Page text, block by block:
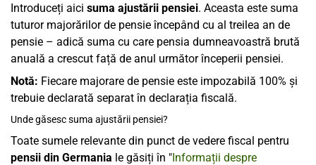
Introduceți aici suma ajustării pensiei. Aceasta este suma
tuturor majorărilor de pensie începând cu al treilea an de
pensie – adică suma cu care pensia dumneavoastră brută
anuală a crescut față de anul următor începerii pensiei.
Notă: Fiecare majorare de pensie este impozabilă 100% și
trebuie declarată separat în declarația fiscală.
Unde găsesc suma ajustării pensiei?
Toate sumele relevante din punct de vedere fiscal pentru
pensii din Germania le găsiți în "Informații despre